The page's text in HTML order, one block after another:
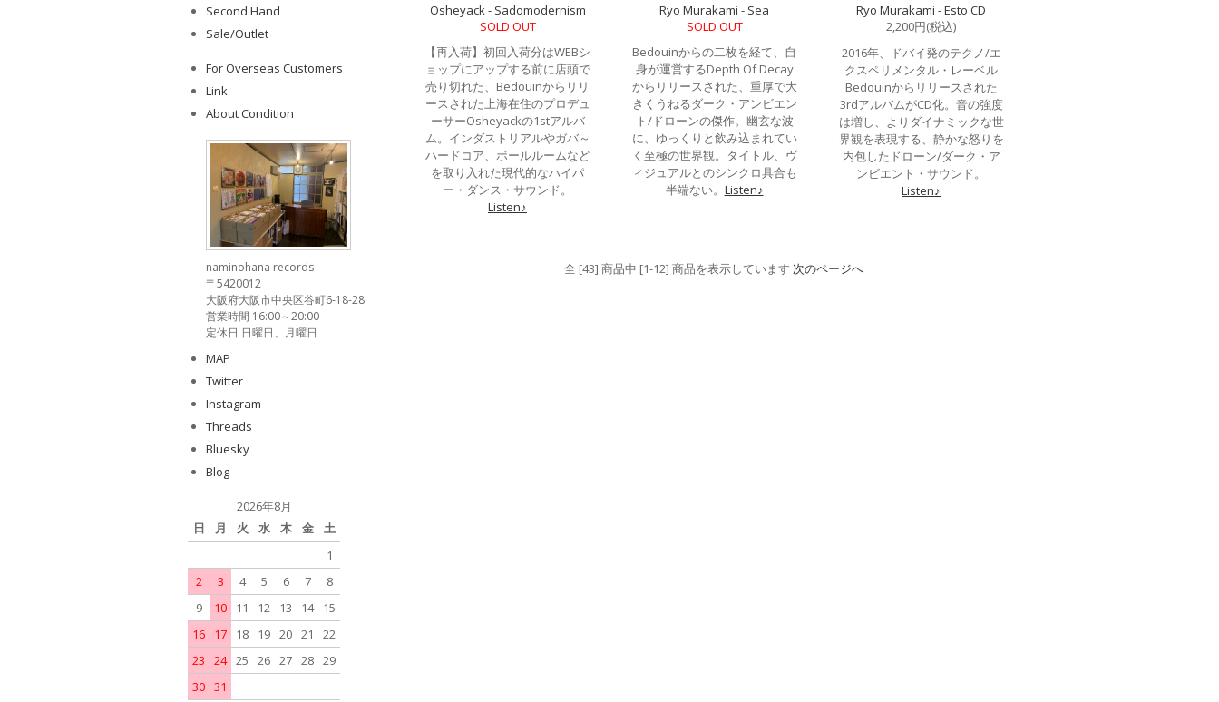
Osheyack - Sadomodernism
SOLD OUT
【再入荷】初回入荷分はWEBシ
ョップにアップする前に店頭で
売り切れた、Bedouinからリリ
ースされた上海在住のプロデュ
ーサーOsheyackの1stアルバ
ム。インダストリアルやガバ～
ハードコア、ボールルームなど
を取り入れた現代的なハイパ
ー・ダンス・サウンド。
Listen♪
Ryo Murakami - Sea
SOLD OUT
Bedouinからの二枚を経て、自
身が運営するDepth Of Decay
からリリースされた、重厚で大
きくうねるダーク・アンビエン
ト/ドローンの傑作。幽玄な波
に、ゆっくりと飲み込まれてい
く至極の世界観。タイトル、ヴ
ィジュアルとのシンクロ具合も
半端ない。 Listen♪
Ryo Murakami - Esto CD
2,200円(税込)
2016年、ドバイ発のテクノ/エ
クスペリメンタル・レーベル
Bedouinからリリースされた
3rdアルバムがCD化。音の強度
は増し、よりダイナミックな世
界観を表現する、静かな怒りを
内包したドローン/ダーク・ア
ンビエント・サウンド。
Listen♪
全 [43] 商品中 [1-12] 商品を表示しています 次のページへ
Second Hand
Sale/Outlet
For Overseas Customers
Link
About Condition
naminohana records
〒5420012
大阪府大阪市中央区谷町6-18-28
営業時間 16:00～20:00
定休日 日曜日、月曜日
MAP
Twitter
Instagram
Threads
Bluesky
Blog
2026年8月
日
月 火 水 木 金
土
1
2
3 4 5 6 7
8
9
10 11 12 13 14
15
16
17 18 19 20 21
22
23
24 25 26 27 28 29
30 31